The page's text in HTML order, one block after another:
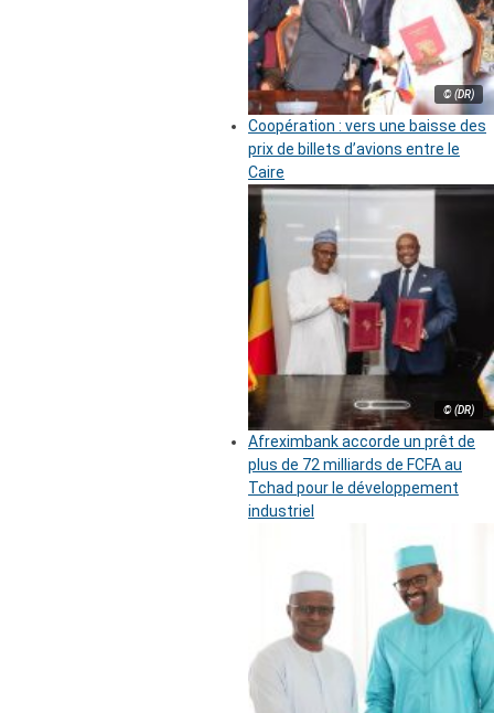
© (DR)
Coopération : vers une baisse des
prix de billets d’avions entre le
Caire
© (DR)
Afreximbank accorde un prêt de
plus de 72 milliards de FCFA au
Tchad pour le développement
industriel